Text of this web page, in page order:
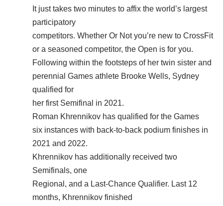
It just takes two minutes to affix the world’s largest
participatory
competitors. Whether Or Not you’re new to CrossFit
or a seasoned competitor, the Open is for you.
Following within the footsteps of her twin sister and
perennial Games athlete Brooke Wells, Sydney
qualified for
her first Semifinal in 2021.
Roman Khrennikov has qualified for the Games
six instances with back-to-back podium finishes in
2021 and 2022.
Khrennikov has additionally received two
Semifinals, one
Regional, and a Last-Chance Qualifier. Last 12
months, Khrennikov finished